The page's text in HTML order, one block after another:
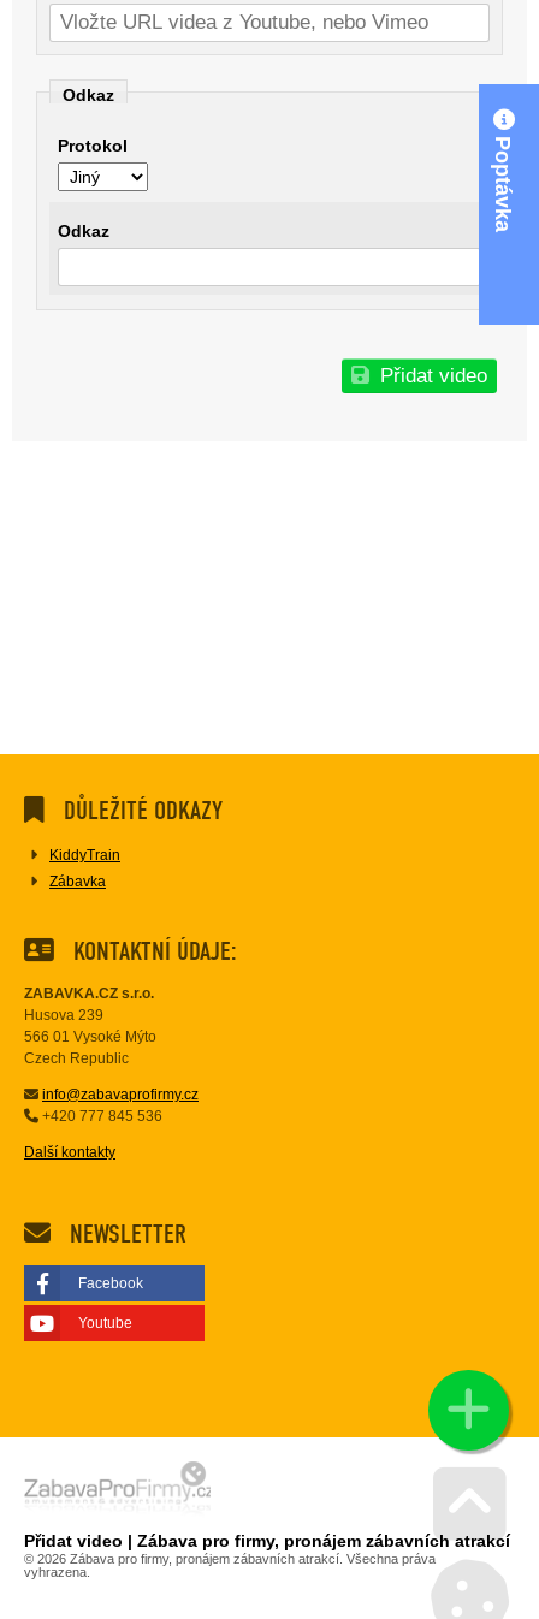
Odkaz
Protokol
Odkaz
Přidat video
DŮLEŽITÉ ODKAZY
KiddyTrain
Zábavka
KONTAKTNÍ ÚDAJE:
ZABAVKA.CZ s.r.o.
Husova 239
566 01 Vysoké Mýto
Czech Republic
info@zabavaprofirmy.cz
+420 777 845 536
Další kontakty
NEWSLETTER
Facebook
Youtube
Přidat video | Zábava pro firmy, pronájem zábavních atrakcí
© 2026 Zábava pro firmy, pronájem zábavních atrakcí. Všechna práva
vyhrazena.
Go
Poptávka